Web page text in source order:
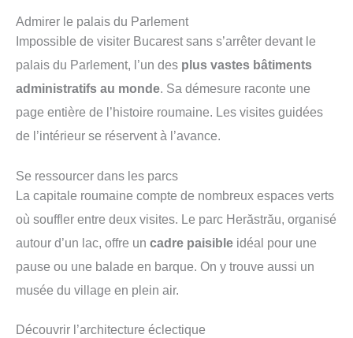
Admirer le palais du Parlement
Impossible de visiter Bucarest sans s’arrêter devant le
palais du Parlement, l’un des plus vastes bâtiments
administratifs au monde. Sa démesure raconte une
page entière de l’histoire roumaine. Les visites guidées
de l’intérieur se réservent à l’avance.
Se ressourcer dans les parcs
La capitale roumaine compte de nombreux espaces verts
où souffler entre deux visites. Le parc Herăstrău, organisé
autour d’un lac, offre un cadre paisible idéal pour une
pause ou une balade en barque. On y trouve aussi un
musée du village en plein air.
Découvrir l’architecture éclectique